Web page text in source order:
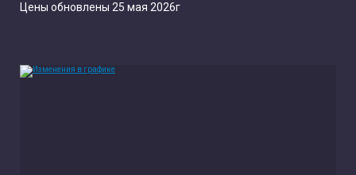
Цены обновлены 25 мая 2026г